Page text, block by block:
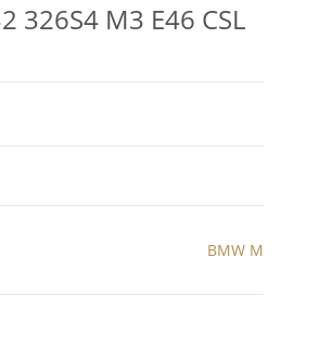
326S4 M3 E46 CSL
BMW M